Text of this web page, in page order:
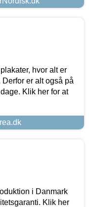
hvor alt er
er alt også på
Klik her for at
i Danmark
Klik her